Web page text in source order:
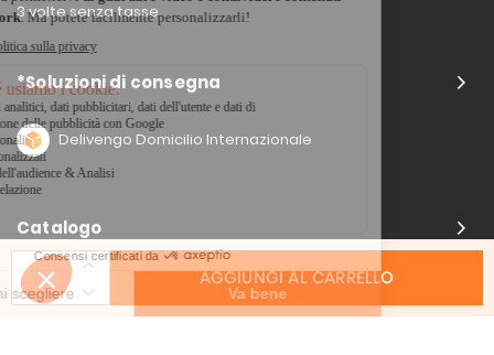
AGGIUNGI AL CARRELLO
3 volte senza tasse
*Soluzioni di consegna
Delivengo Domicilio Internazionale
Catalogo